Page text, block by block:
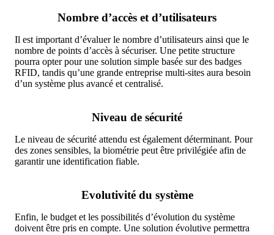
Nombre d’accès et d’utilisateurs
Il est important d’évaluer le nombre d’utilisateurs ainsi que le
nombre de points d’accès à sécuriser. Une petite structure
pourra opter pour une solution simple basée sur des badges
RFID, tandis qu’une grande entreprise multi-sites aura besoin
d’un système plus avancé et centralisé.
Niveau de sécurité
Le niveau de sécurité attendu est également déterminant. Pour
des zones sensibles, la biométrie peut être privilégiée afin de
garantir une identification fiable.
Evolutivité du système
Enfin, le budget et les possibilités d’évolution du système
doivent être pris en compte. Une solution évolutive permettra